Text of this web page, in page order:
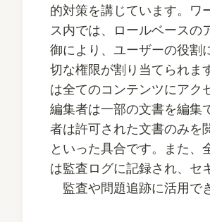
的対策を講じています。ワ
ス内では、ロールベースの
御により、ユーザーの役割
切な権限が割り当てられま
は全てのコンテンツにアク
編集者は一部の文書を編集
者は許可された文書のみを
といった具合です。また、
は監査ログに記録され、セ
監査や問題追跡に活用で